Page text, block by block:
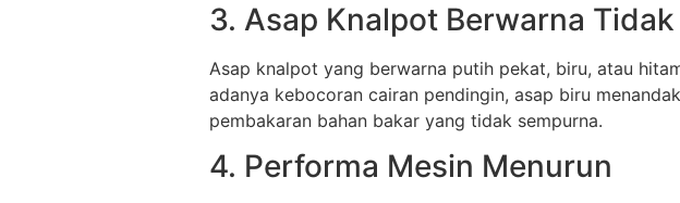
3. Asap Knalpot Berwarna
Asap knalpot yang berwarna putih pekat, biru, atau
adanya kebocoran cairan pendingin, asap biru
pembakaran bahan bakar yang tidak sempurna.
4. Performa Mesin Menurun